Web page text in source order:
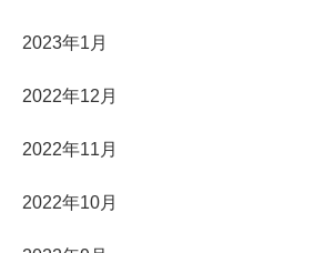
2023年1月
2022年12月
2022年11月
2022年10月